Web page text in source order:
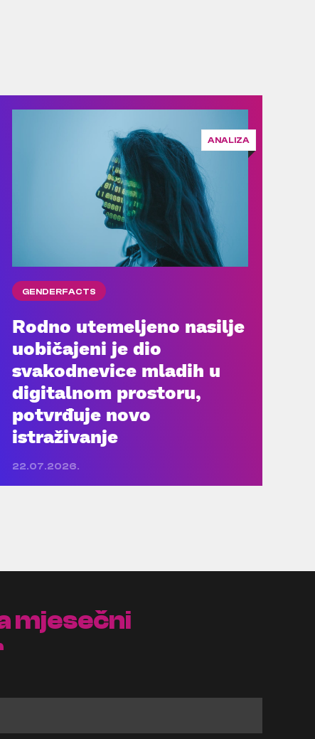
ANALIZA
GENDERFACTS
Rodno utemeljeno nasilje
uobičajeni je dio
svakodnevice mladih u
digitalnom prostoru,
potvrđuje novo
istraživanje
22.07.2026.
mjesečni